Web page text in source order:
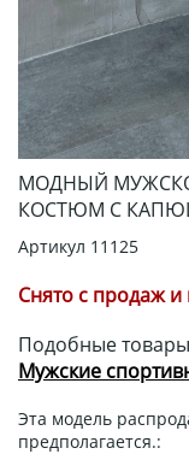
МОДНЫЙ
КОСТЮМ С
Артикул 11125
Снято с продаж
Подобные товары
Мужские
Эта модель
предполагается.: